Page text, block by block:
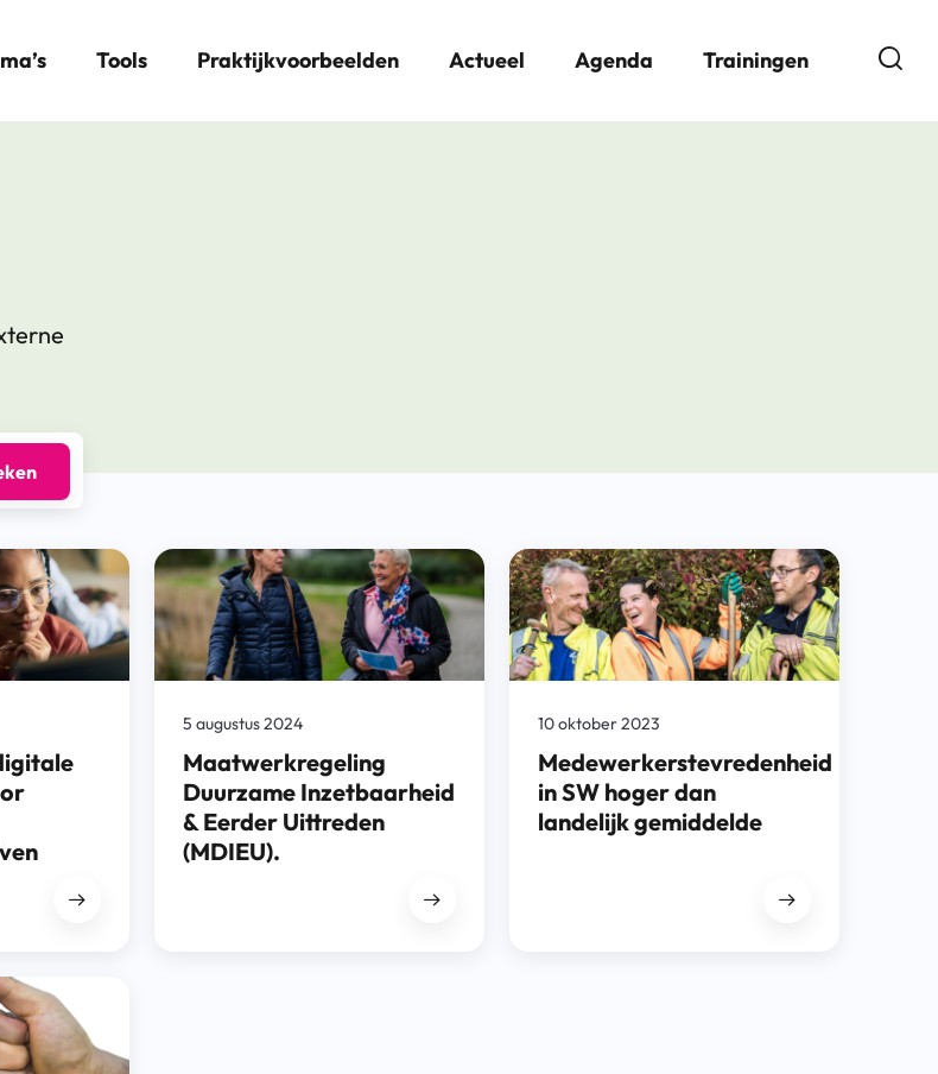
Tools Praktijkvoorbeelden Actueel Agenda Trainingen
Maatwerkregeling
Duurzame Inzetbaarheid
& Eerder Uittreden
(MDIEU).
5 augustus 2024
Medewerkerstevredenheid
in SW hoger dan
landelijk gemiddelde
10 oktober 2023